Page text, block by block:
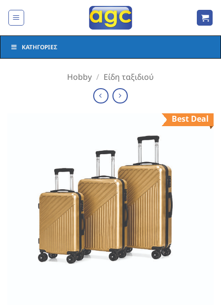
στο
ΚΑΤΗΓΟΡΊΕΣ
Hobby / Είδη ταξιδιού
Best Deal